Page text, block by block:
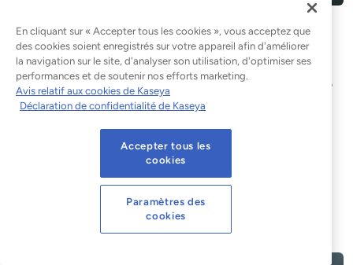
Comment les MPS pourraient
devenir des « fournisseurs
essentiels » en vertu de la nouvelle
législation britannique
Même si les MSP ne sont pas directement soumis à une
réglementation, le projet de loi britannique sur la
autre manière. Dans la première partie de
En cliquant sur « Accepter tous les cookies », vous acceptez que
des cookies soient enregistrés sur votre appareil afin d'améliorer
la navigation sur le site, d'analyser son utilisation, d'optimiser ses
performances et de soutenir nos efforts marketing.
Avis relatif aux cookies de Kaseya
Déclaration de confidentialité de Kaseya
Accepter tous les
cookies
Paramètres des
cookies